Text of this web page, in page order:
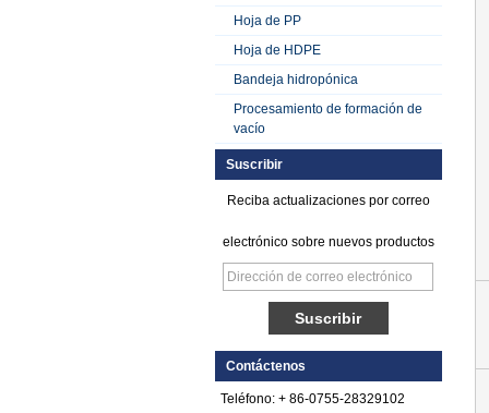
Hoja de PP
Hoja de HDPE
Bandeja hidropónica
Procesamiento de formación de
vacío
Suscribir
Reciba actualizaciones por correo
electrónico sobre nuevos productos
Contáctenos
Teléfono: + 86-0755-28329102
Hoja de FRP de
plástico reforzado
polietileno satinado